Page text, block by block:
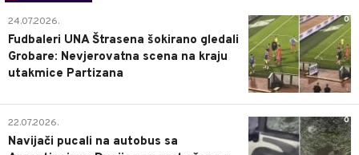
0
24.07.2026.
Fudbaleri UNA Štrasena šokirano gledali
Grobare: Nevjerovatna scena na kraju
utakmice Partizana
0
22.07.2026.
Navijači pucali na autobus sa